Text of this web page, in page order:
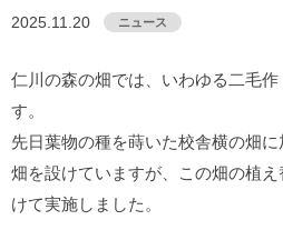
2025.11.20 ニュース
仁川の森の畑では、いわゆる二毛
す。
先日葉物の種を蒔いた校舎横の畑
畑を設けていますが、この畑の植
けて実施しました。